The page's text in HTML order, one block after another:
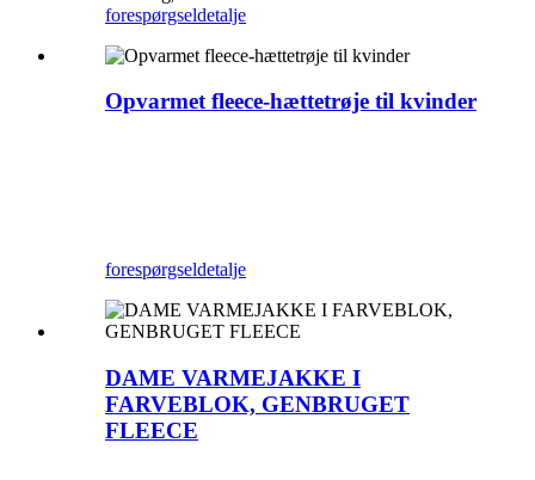
forespørgseldetalje
Opvarmet fleece-hættetrøje til kvinder
forespørgseldetalje
DAME VARMEJAKKE I
FARVEBLOK, GENBRUGET
FLEECE